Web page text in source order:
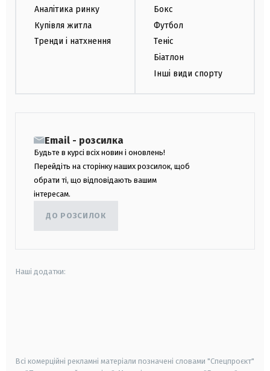
Аналітика ринку
Купівля житла
Тренди і натхнення
Бокс
Футбол
Теніс
Біатлон
Інші види спорту
Email - розсилка
Будьте в курсі всіх новин і оновлень!
Перейдіть на сторінку наших розсилок, щоб
обрати ті, що відповідають вашим
інтересам.
ДО РОЗСИЛОК
Наші додатки:
Всі комерційні рекламні матеріали позначені словами "Спецпроєкт"